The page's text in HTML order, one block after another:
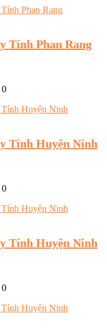
Tính Phan Rang
0
Tính Huyện Ninh
0
Tính Huyện Ninh
0